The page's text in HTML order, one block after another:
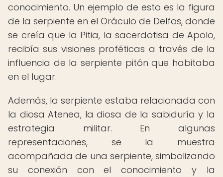
conocimiento. Un ejemplo de esto es la figura
de la serpiente en el Oráculo de Delfos, donde
se creía que la Pitia, la sacerdotisa de Apolo,
recibía sus visiones proféticas a través de la
influencia de la serpiente pitón que habitaba
en el lugar.
Además, la serpiente estaba relacionada con
la diosa Atenea, la diosa de la sabiduría y la
estrategia militar. En algunas
representaciones, se la muestra
acompañada de una serpiente, simbolizando
su conexión con el conocimiento y la